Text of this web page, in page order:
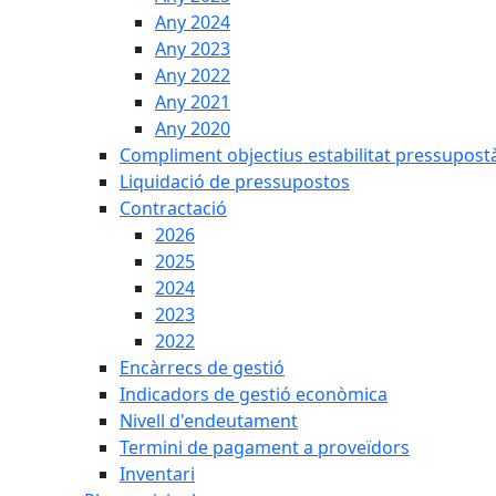
Any 2024
Any 2023
Any 2022
Any 2021
Any 2020
Compliment objectius estabilitat
Liquidació de pressupostos
Contractació
2026
2025
2024
2023
2022
Encàrrecs de gestió
Indicadors de gestió econòmica
Nivell d'endeutament
Termini de pagament a proveïdors
Inventari